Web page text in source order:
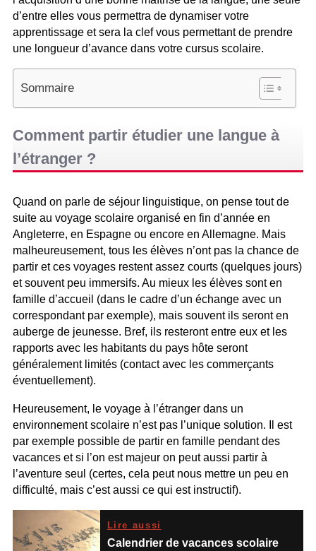
d’entre elles vous permettra de dynamiser votre
apprentissage et sera la clef vous permettant de prendre
une longueur d’avance dans votre cursus scolaire.
Sommaire
Comment partir étudier une langue à
l’étranger ?
Quand on parle de séjour linguistique, on pense tout de
suite au voyage scolaire organisé en fin d’année en
Angleterre, en Espagne ou encore en Allemagne. Mais
malheureusement, tous les élèves n’ont pas la chance de
partir et ces voyages restent assez courts (quelques jours)
et souvent peu immersifs. Au mieux les élèves sont en
famille d’accueil (dans le cadre d’un échange avec un
correspondant par exemple), mais souvent ils seront en
auberge de jeunesse. Bref, ils resteront entre eux et les
rapports avec les habitants du pays hôte seront
généralement limités (contact avec les commerçants
éventuellement).
Heureusement, le voyage à l’étranger dans un
environnement scolaire n’est pas l’unique solution. Il est
par exemple possible de partir en famille pendant des
vacances et si l’on est majeur on peut aussi partir à
l’aventure seul (certes, cela peut nous mettre un peu en
difficulté, mais c’est aussi ce qui est instructif).
Lire aussi
Calendrier de vacances scolaire